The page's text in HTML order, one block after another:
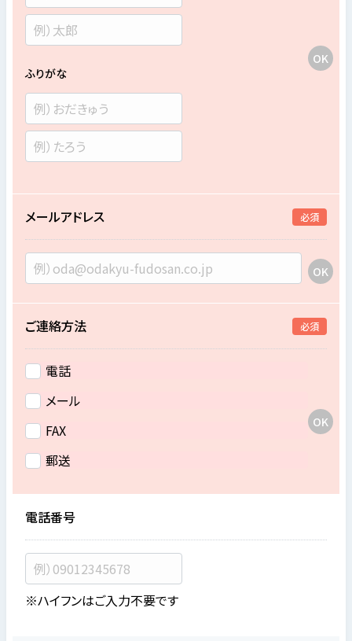
ふりがな
メールアドレス 必須
ご連絡方法 必須
電話
メール
FAX
郵送
電話番号
※ハイフンはご入力不要です